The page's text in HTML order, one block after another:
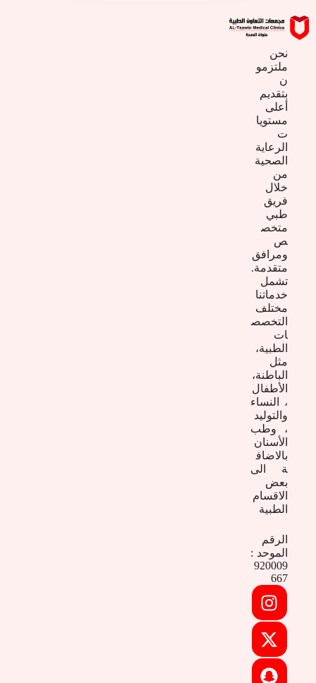
نحن
ملتزمو
ن
بتقديم
أعلى
مستويا
ت
الرعاية
الصحية
من
خلال
فريق
طبي
متخص
ص
ومرافق
متقدمة.
تشمل
خدماتنا
مختلف
التخصص
ات
الطبية،
مثل
الباطنة،
الأطفال
، النساء
والتوليد
، وطب
الأسنان
بالاضاف
ة الى
بعض
الاقسام
الطبية
الرقم
الموحد :
920009
667